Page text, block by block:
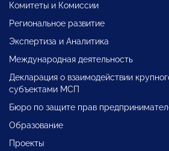
Комитеты и Комиссии
Региональное развитие
Экспертиза и Аналитика
Международная деятельность
Декларация о взаимодействии
субъектами МСП
Бюро по защите прав
Образование
Проекты